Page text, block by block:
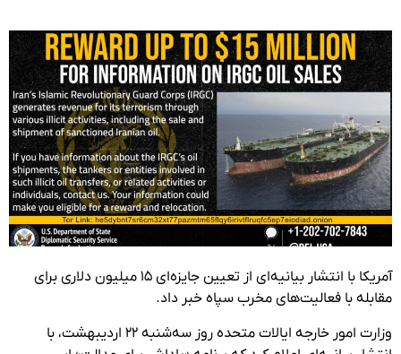
آمریکا با انتشار بیانیه‌ای از تعیین جایزه‌ای ۱۵ میلیون دلاری برای
مقابله با فعالیت‌های مخرب سپاه خبر داد.
وزارت امور خارجه ایالات متحده روز سه‌شنبه ۲۲ اردیبهشت، با